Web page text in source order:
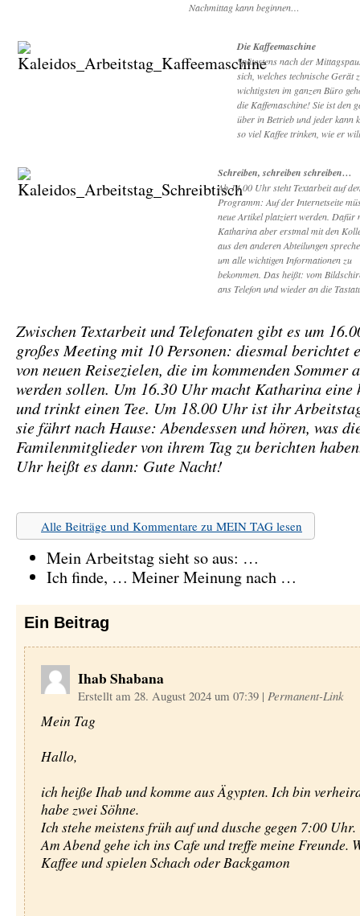
Nachmittag kann beginnen…
Die Kaffeemaschine
Spätestens nach der
sich, welches technische Gerät
wichtigsten im ganzen Büro
die Kaffemaschine! Sie ist den
über in Betrieb und jeder kann
so viel Kaffee trinken, wie er
Schreiben, schreiben schreiben…
Ab 14.00 Uhr steht Textarbeit auf
Programm: Auf der Internetseite
neue Artikel platziert werden. Dafür
Katharina aber erstmal mit den
aus den anderen Abteilungen
um alle wichtigen Informationen zu
bekommen. Das heißt: vom
ans Telefon und wieder an die
Zwischen Textarbeit und Telefonaten gibt es um
großes Meeting mit 10 Personen: diesmal berichtet
von neuen Reisezielen, die im kommenden Sommer
werden sollen. Um 16.30 Uhr macht Katharina eine
und trinkt einen Tee. Um 18.00 Uhr ist ihr
sie fährt nach Hause: Abendessen und hören, was
Familenmitglieder von ihrem Tag zu berichten
Uhr heißt es dann: Gute Nacht!
Alle Beiträge und Kommentare zu MEIN TAG lesen
Mein Arbeitstag sieht so aus: …
Ich finde, … Meiner Meinung nach …
Ein Beitrag
Ihab Shabana
Erstellt am 28. August 2024 um 07:39 | Permanent-Link
Mein Tag
Hallo,
ich heiße Ihab und komme aus Ägypten. Ich bin
habe zwei Söhne.
Ich stehe meistens früh auf und dusche gegen 7:00 Uhr.
Am Abend gehe ich ins Cafe und treffe meine Freunde.
Kaffee und spielen Schach oder Backgamon